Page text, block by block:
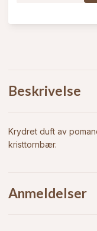
Beskrivelse
Krydret duft av
kristtornbær.
Anmeldelser